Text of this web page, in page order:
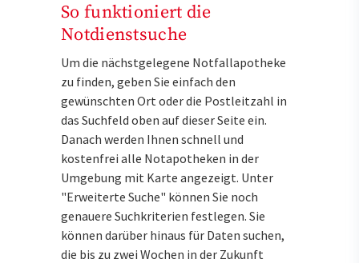
So funktioniert die
Notdienstsuche
Um die nächstgelegene Notfallapotheke
zu finden, geben Sie einfach den
gewünschten Ort oder die Postleitzahl in
das Suchfeld oben auf dieser Seite ein.
Danach werden Ihnen schnell und
kostenfrei alle Notapotheken in der
Umgebung mit Karte angezeigt. Unter
"Erweiterte Suche" können Sie noch
genauere Suchkriterien festlegen. Sie
können darüber hinaus für Daten suchen,
die bis zu zwei Wochen in der Zukunft